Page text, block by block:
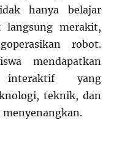
hanya belajar
merakit,
robot.
mendapatkan
interaktif yang
teknik, dan
menyenangkan.